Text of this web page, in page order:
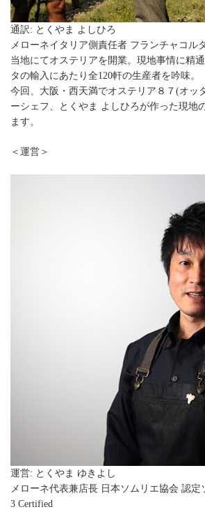
通訳: とくやま よしひろ
メローネイタリア側責任者 フランチャコル
当地にてオステリアを開業。現地事情に精
タの輸入にあたり全120軒の生産者を吟味。
今回、大阪・西天満でオステリア８７(オッ
ーシェフ、とくやま よしひろが作った現地
ます。
＜運営＞
運営: とくやま ゆきよし
メローネ代表兼店長 日本ソムリエ協会 認定
3 Certified